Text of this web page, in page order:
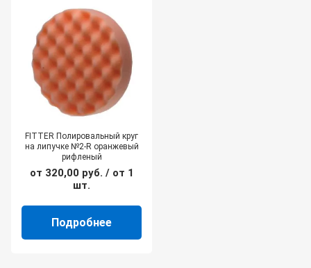
FITTER Полировальный круг
на липучке №2-R оранжевый
рифленый
от 320,00 руб. / от 1
шт.
Подробнее